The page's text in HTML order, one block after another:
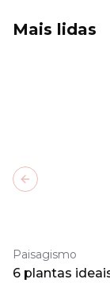
Mais lidas
Paisagismo
6 plantas
Previous slide